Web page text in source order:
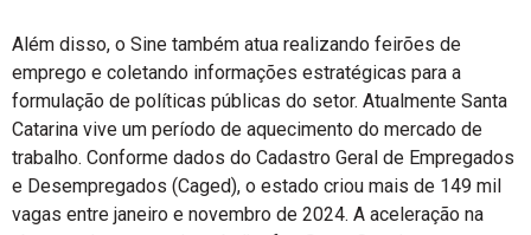
Além disso, o Sine também atua realizando feirões de
emprego e coletando informações estratégicas para a
formulação de políticas públicas do setor. Atualmente Santa
Catarina vive um período de aquecimento do mercado de
trabalho. Conforme dados do Cadastro Geral de Empregados
e Desempregados (Caged), o estado criou mais de 149 mil
vagas entre janeiro e novembro de 2024. A aceleração na